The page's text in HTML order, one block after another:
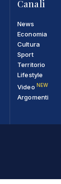
Canali
News
Economia
Cultura
Sport
Territorio
Lifestyle
Video NEW
Argomenti